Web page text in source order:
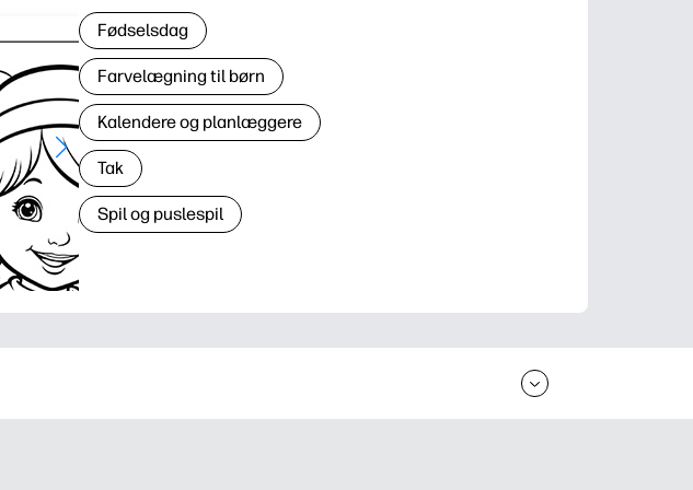
Fødselsdag
Farvelægning til børn
Kalendere og planlæggere
Tak
Spil og puslespil